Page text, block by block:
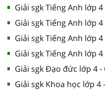
Giải sgk Tiếng Anh lớp
Giải sgk Tiếng Anh lớp
Giải sgk Tiếng Anh lớp
Giải sgk Tiếng Anh lớp
Giải sgk Đạo đức lớp 4 -
Giải sgk Khoa học lớp 4